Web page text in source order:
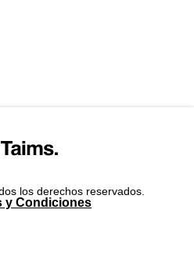
los derechos reservados.
y Condiciones